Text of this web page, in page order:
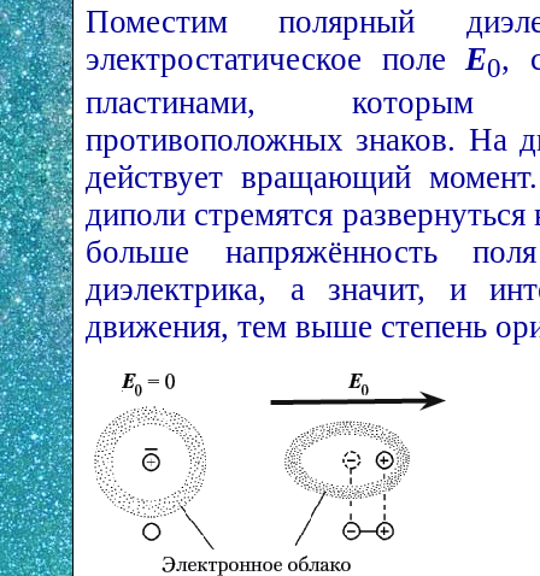
Поместим полярный
электростатическое поле E0,
пластинами,
противоположных знаков. На
действует вращающий
диполи стремятся
больше напряжённость
диэлектрика, а значит, и
движения, тем выше степень